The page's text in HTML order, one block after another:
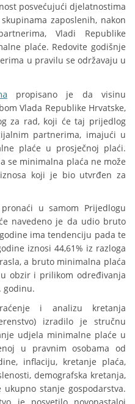
posvećujući djelatnostima
zaposlenih, nakon
Vladi Republike
plaće. Redovite godišnje
u pravilu se održavaju u
propisano je da visinu
Vlada Republike Hrvatske,
za rad, koji će taj prijedlog
partnerima, imajući u
plaće u prosječnoj plaći.
se minimalna plaća ne može
koji je bio utvrđen za
u samom Prijedlogu
navedeno je da udio bruto
ima tendenciju pada te
iznosi 44,61% iz razloga
a bruto minimalna plaća
obzir i prilikom određivanja
godinu.
i analizu kretanja
izradilo je stručnu
udjela minimalne plaće u
u pravnim osobama od
inflaciju, kretanje plaća,
demografska kretanja,
stanje gospodarstva.